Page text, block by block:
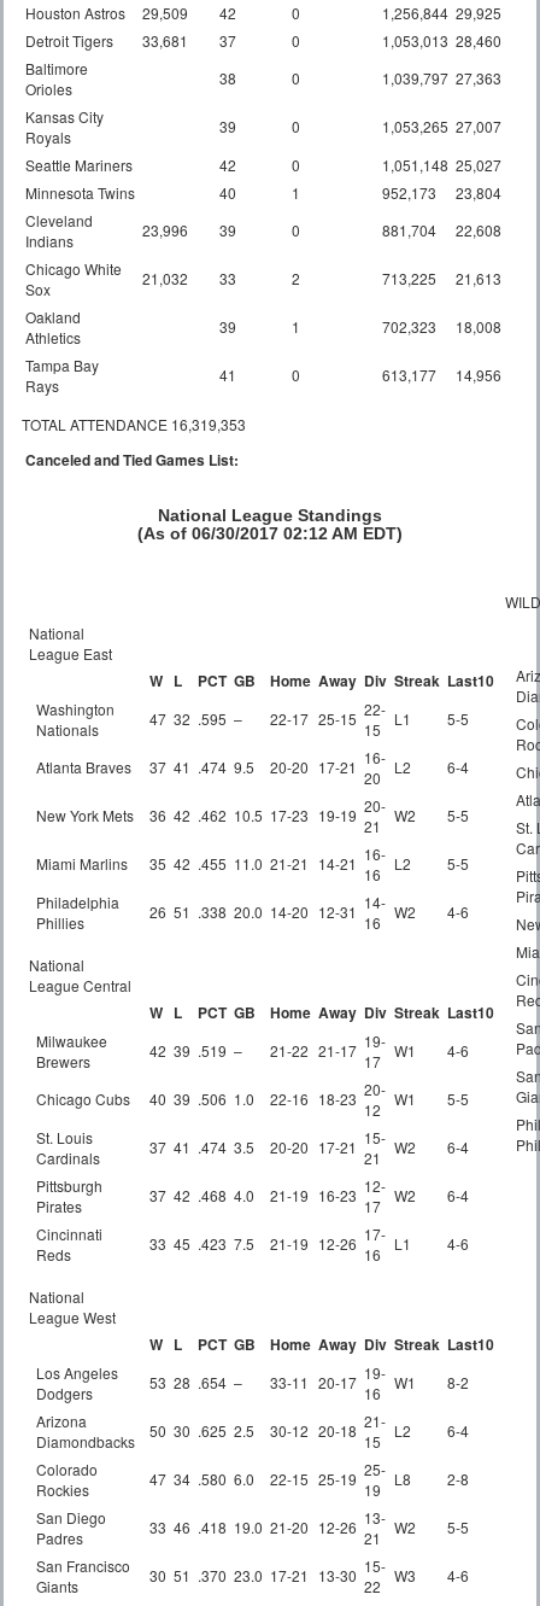
Houston Astros
29,509 42 0 1,256,844 29,925
Detroit Tigers
33,681 37 0 1,053,013 28,460
Baltimore
Orioles
38 0 1,039,797 27,363
Kansas City
Royals
39 0 1,053,265 27,007
Seattle Mariners
42 0 1,051,148 25,027
Minnesota Twins
40 1 952,173
23,804
Cleveland
Indians
23,996 39 0 881,704
22,608
Chicago White
Sox
21,032 33 2 713,225
21,613
Oakland
Athletics
39 1 702,323
18,008
Tampa Bay
Rays
41 0 613,177 14,956
TOTAL ATTENDANCE 16,319,353
Canceled and Tied Games List:
National League Standings
(As of 06/30/2017 02:12 AM EDT)
National
League East
W L PCT GB Home Away Div Streak Last10
Washington
Nationals
47 32 .595 – 22-17 25-15 22-
15
L1 5-5
Atlanta Braves 37 41 .474 9.5 20-20 17-21 16-
20
L2 6-4
New York Mets 36 42 .462 10.5 17-23 19-19 20-
21
W2 5-5
Miami Marlins 35 42 .455 11.0 21-21 14-21 16-
16
L2
5-5
Philadelphia
Phillies
26 51 .338 20.0 14-20 12-31 14-
16
W2 4-6
National
League Central
W L PCT GB Home Away Div Streak Last10
Milwaukee
Brewers
42 39 .519 – 21-22 21-17 19-
17
W1 4-6
Chicago Cubs 40 39 .506 1.0 22-16 18-23 20-
12
W1
5-5
St. Louis
Cardinals
37 41 .474 3.5 20-20 17-21 15-
21
W2
6-4
Pittsburgh
Pirates
37 42 .468 4.0 21-19 16-23 12-
17
W2
6-4
Cincinnati
Reds
33 45 .423 7.5 21-19 12-26 17-
16
L1 4-6
National
League West
W L PCT GB Home Away Div Streak Last10
Los Angeles
Dodgers
53 28 .654 – 33-11 20-17 19-
16
W1
8-2
Arizona
Diamondbacks
50 30 .625 2.5 30-12 20-18 21-
15
L2
6-4
Colorado
Rockies
47 34 .580 6.0 22-15 25-19 25-
19
L8
2-8
San Diego
Padres
33 46 .418 19.0 21-20 12-26 13-
21
W2
5-5
San Francisco
Giants
30 51 .370 23.0 17-21 13-30 15-
22
W3 4-6
St.